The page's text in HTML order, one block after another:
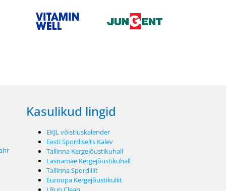
Kasulikud lingid
EKJL võistluskalender
Eesti Spordiselts Kalev
Tallinna Kergejõustikuhall
Lasnamäe Kergejõustikuhall
Tallinna Spordiliit
Euroopa Kergejõustikuliit